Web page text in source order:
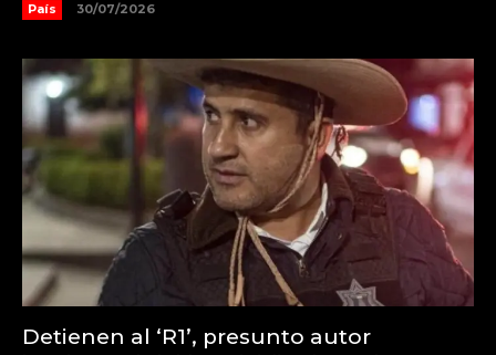
País 30/07/2026
Detienen al ‘R1’, presunto autor